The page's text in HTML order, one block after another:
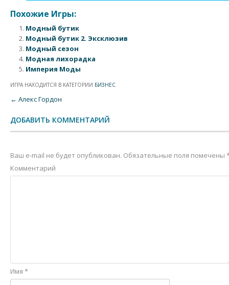
Похожие Игры:
Модный бутик
Модный бутик 2. Эксклюзив
Модный сезон
Модная лихорадка
Империя Моды
ИГРА НАХОДИТСЯ В КАТЕГОРИИ БИЗНЕС.
Post navigation
← Алекс Гордон
ДОБАВИТЬ КОММЕНТАРИЙ
Ваш e-mail не будет опубликован. Обязательные поля помечены
Комментарий
Имя *